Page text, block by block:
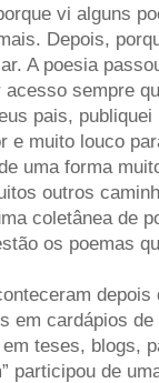
vi alguns
Depois,
A poesia
sempre
pais,
e muito louco
uma forma
outros
coletânea de
os poemas
depois
em cardápios
teses, blogs,
participou de